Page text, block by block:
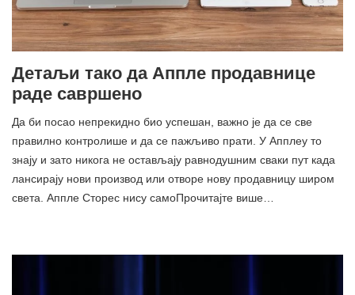
Детаљи тако да Аппле продавнице
раде савршено
Да би посао непрекидно био успешан, важно је да се све
правилно контролише и да се пажљиво прати. У Апплеу то
знају и зато никога не остављају равнодушним сваки пут када
лансирају нови производ или отворе нову продавницу широм
света. Аппле Сторес нису самоПрочитајте више…